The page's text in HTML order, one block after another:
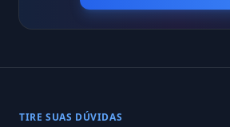
TIRE SUAS DÚVIDAS